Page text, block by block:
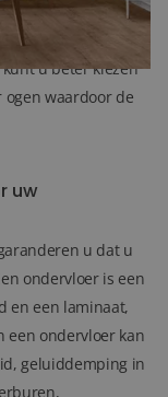
In een
drukke designs
u beter kiezen
ogen waardoor de
uw
u dat u
ondervloer is een
en een laminaat,
een ondervloer kan
geluiddemping in